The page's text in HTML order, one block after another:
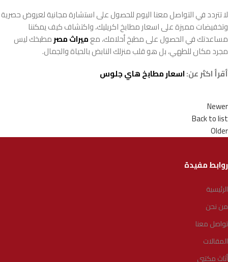
لا تتردد في التواصل معنا اليوم للحصول على استشارة مجانية لعروض حصرية
وتخفيضات مميزة على اسعار مطابخ اكريليك، واكتشاف كيف يمكننا
مساعدتك في الحصول على مطبخ أحلامك، معميراث مصرمطبخك ليس
مجرد مكان للطهي، بل هو قلب منزلك النابض بالحياة والجمال.
أقرأ اكثر عن:اسعار مطابخ هاي جلوس
Newer
Back to list
Older
روابط مفيدة
الرئيسية
من نحن
تواصل معنا
المقالات
أثاث مكتبي